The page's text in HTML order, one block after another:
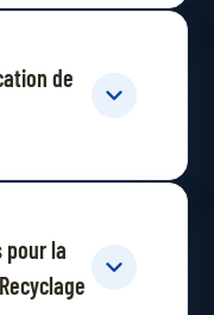
de
pour la